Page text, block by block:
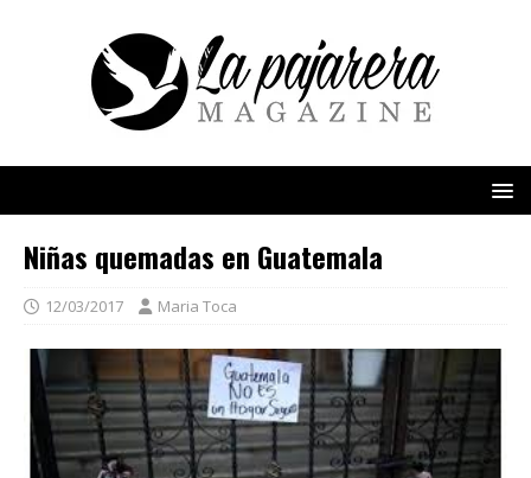
Niñas quemadas en Guatemala
12/03/2017 Maria Toca